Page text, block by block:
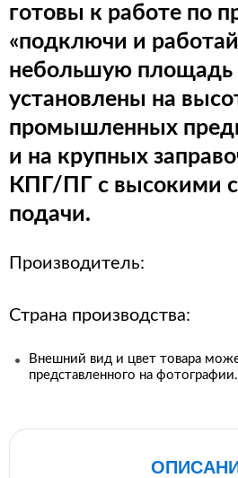
готовы к работе по
«подключи и
небольшую площадь
установлены на
промышленных
и на крупных
КПГ/ПГ с высокими
подачи.
Производитель:
Страна производства:
Внешний вид и цвет товара
представленного на фотографии.